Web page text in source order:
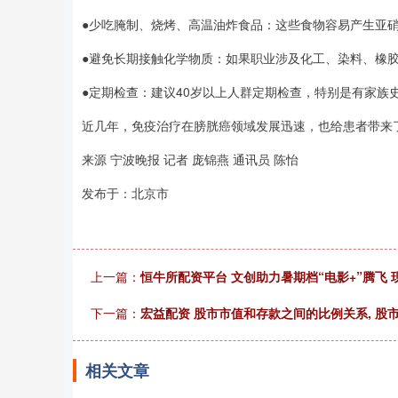
●少吃腌制、烧烤、高温油炸食品：这些食物容易产生亚
●避免长期接触化学物质：如果职业涉及化工、染料、橡
●定期检查：建议40岁以上人群定期检查，特别是有家族
近几年，免疫治疗在膀胱癌领域发展迅速，也给患者带
来源 宁波晚报 记者 庞锦燕 通讯员 陈怡
发布于：北京市
上一篇：恒牛所配资平台 文创助力暑期档“电影+”腾飞
下一篇： 宏益配资 股市市值和存款之间的比例关系, 股
相关文章